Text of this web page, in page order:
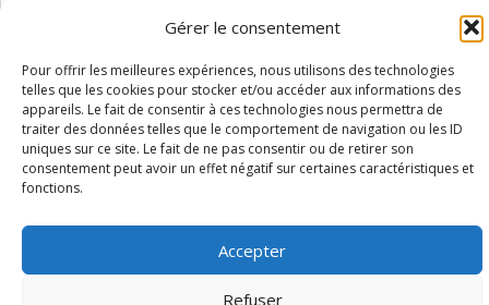
Gérer le consentement
Pour offrir les meilleures expériences, nous utilisons des technologies
telles que les cookies pour stocker et/ou accéder aux informations des
appareils. Le fait de consentir à ces technologies nous permettra de
traiter des données telles que le comportement de navigation ou les ID
uniques sur ce site. Le fait de ne pas consentir ou de retirer son
consentement peut avoir un effet négatif sur certaines caractéristiques et
fonctions.
Accepter
Refuser
06 Juil 2026
Étude d’évaluabilité des Structures
d’accompagnement à l’autocréation d’emploi (SAACE)
01 Juil 2026
Pénurie du personnel infirmier :quels indicateurs
Wallonie ?